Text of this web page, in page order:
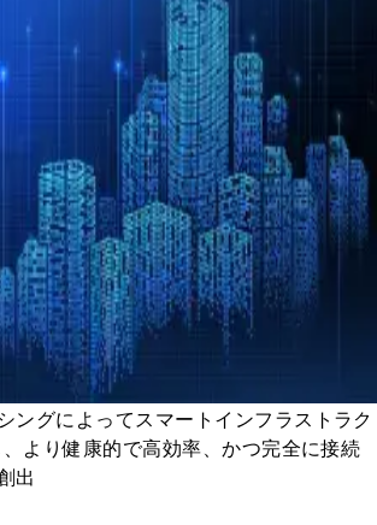
ングによってスマートインフラストラク
より健康的で高効率、かつ完全に接続
出